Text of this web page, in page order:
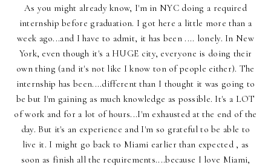
As you might already know, I'm in NYC doing a required
internship before graduation. I got here a little more than a
week ago...and I have to admit, it has been .... lonely. In New
York, even though it's a HUGE city, everyone is doing their
own thing (and it's not like I know ton of people either). The
internship has been....different than I thought it was going to
be but I'm gaining as much knowledge as possible. It's a LOT
of work and for a lot of hours...I'm exhausted at the end of the
day. But it's an experience and I'm so grateful to be able to
live it. I might go back to Miami earlier than expected , as
soon as finish all the requirements....because I love Miami,